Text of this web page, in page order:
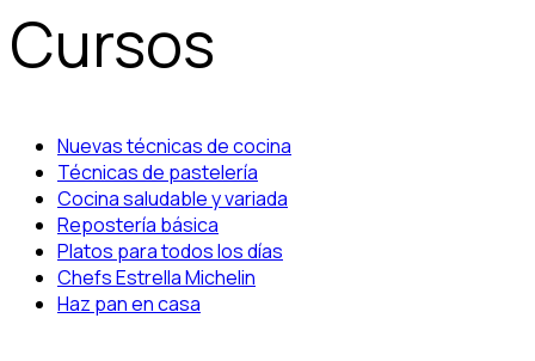
Cursos
Nuevas técnicas de cocina
Técnicas de pastelería
Cocina saludable y variada
Repostería básica
Platos para todos los días
Chefs Estrella Michelin
Haz pan en casa